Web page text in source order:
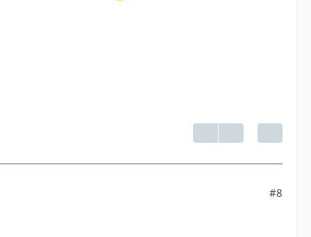
#8